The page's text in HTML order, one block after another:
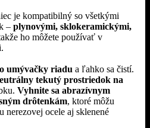
je kompatibilný so všetkými
– plynovými, sklokeramickými,
ho môžete používať v
umývačky riadu a ľahko sa čistí.
tekutý prostriedok na
Vyhnite sa abrazívnym
drôtenkám, ktoré môžu
nerezovej ocele aj sklenené